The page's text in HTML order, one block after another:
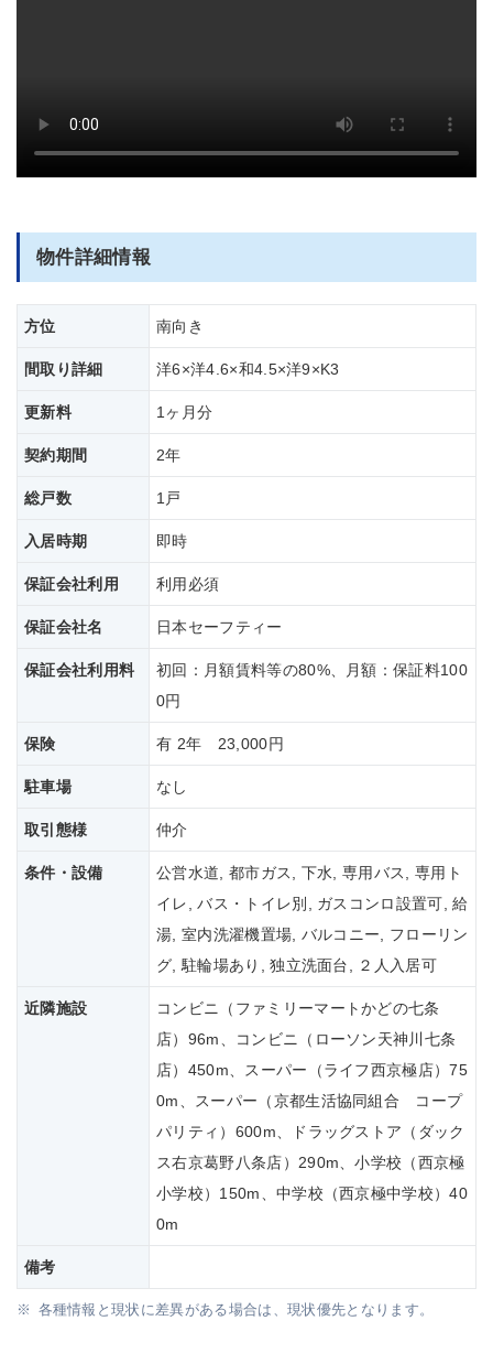
部屋全体
物件詳細情報
方位 南向き
間取り詳細 洋6×洋4.6×和4.5×洋9×K3
更新料 1ヶ月分
契約期間 2年
総戸数 1戸
入居時期 即時
保証会社利用 利用必須
保証会社名 日本セーフティー
保証会社利用料
初回：月額賃料等の80%、月額：保証料100
0円
保険 有 2年 23,000円
駐車場 なし
取引態様 仲介
条件・設備
公営水道, 都市ガス, 下水, 専用バス, 専用ト
イレ, バス・トイレ別, ガスコンロ設置可, 給
湯, 室内洗濯機置場, バルコニー, フローリン
グ, 駐輪場あり, 独立洗面台, ２人入居可
近隣施設
コンビニ（ファミリーマートかどの七条
店）96m、コンビニ（ローソン天神川七条
店）450m、スーパー（ライフ西京極店）75
0m、スーパー（京都生活協同組合 コープ
パリティ）600m、ドラッグストア（ダック
ス右京葛野八条店）290m、小学校（西京極
小学校）150m、中学校（西京極中学校）40
0m
備考
各種情報と現状に差異がある場合は、現状優先となります。